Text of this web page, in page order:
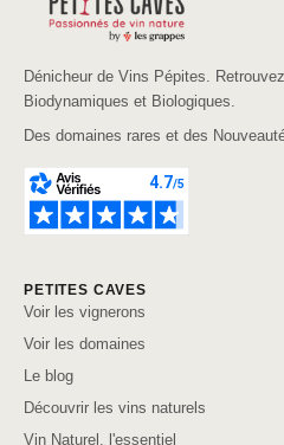
Dénicheur de Vins Pépites.
Biodynamiques et Biologiques.
Des domaines rares et des
PETITES CAVES
Voir les vignerons
Voir les domaines
Le blog
Découvrir les vins naturels
Vin Naturel, l'essentiel